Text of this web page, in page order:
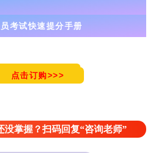
考试快速提分手册
点击订购>>>
没掌握？扫码回复“咨询老师”